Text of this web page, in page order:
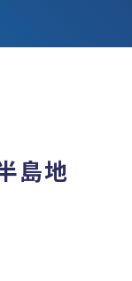
島地